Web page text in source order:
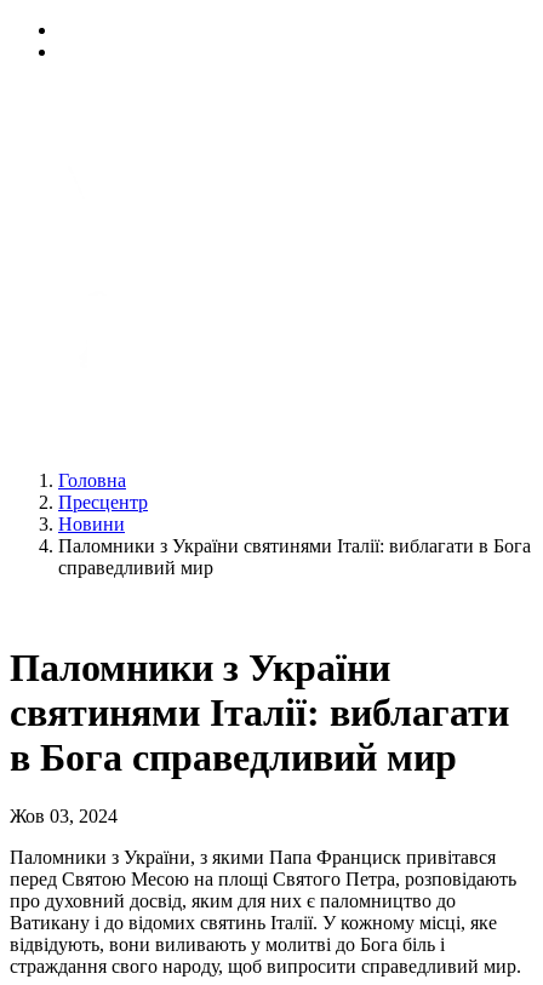
Головна
Пресцентр
Новини
Паломники з України святинями Італії: виблагати в Бога
справедливий мир
Паломники з України
святинями Італії: виблагати
в Бога справедливий мир
Жов 03, 2024
Паломники з України, з якими Папа Франциск привітався
перед Святою Месою на площі Святого Петра, розповідають
про духовний досвід, яким для них є паломництво до
Ватикану і до відомих святинь Італії. У кожному місці, яке
відвідують, вони виливають у молитві до Бога біль і
страждання свого народу, щоб випросити справедливий мир.